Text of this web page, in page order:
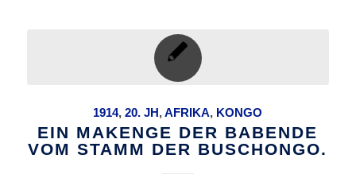
1914,20. JH,AFRIKA, KONGO
EIN MAKENGE DER BABENDE
VOM STAMM DER BUSCHONGO.